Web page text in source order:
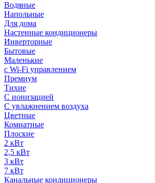
Водяные
Напольные
Для дома
Настенные кондиционеры
Инверторные
Бытовые
Маленькие
с Wi-Fi управлением
Премиум
Тихие
С ионизацией
С увлажнением воздуха
Цветные
Комнатные
Плоские
2 кВт
2,5 кВт
3 кВт
7 кВт
Канальные кондиционеры